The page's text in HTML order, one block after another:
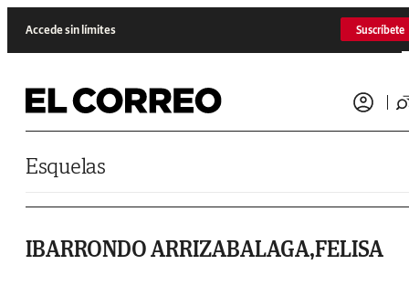
Accede sin límites Suscríbete
Esquelas
IBARRONDO ARRIZABALAGA,FELISA